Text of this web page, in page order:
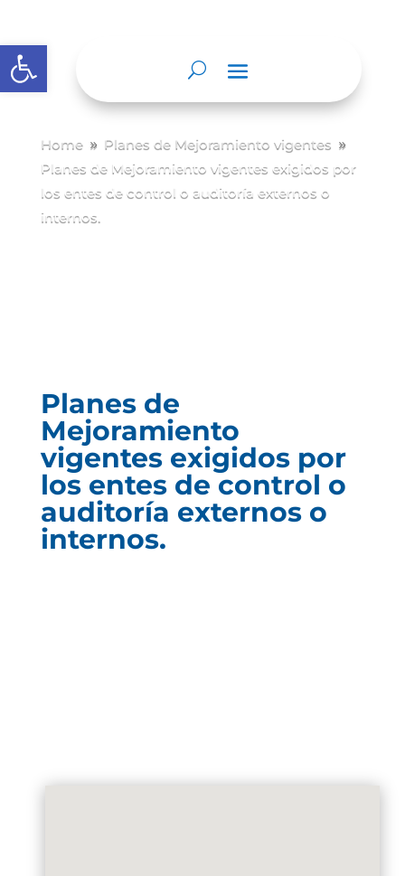
Abrir barra de herramientas
Home 9 Planes de Mejoramiento vigentes 9
Planes de Mejoramiento vigentes exigidos por
los entes de control o auditoría externos o
internos.
Planes de
Mejoramiento
vigentes exigidos por
los entes de control o
auditoría externos o
internos.